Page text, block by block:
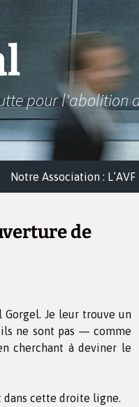
pour l'abolition
Notre Association : L’AVF
de
Je leur trouve un
ne sont pas — comme
cherchant à deviner le
cette droite ligne.